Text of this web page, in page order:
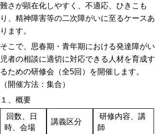
難さが顕在化しやすく、不適応、ひきこも
り、精神障害等の二次障がいに至るケースあ
ります。
そこで、思春期・青年期における発達障がい
児者の相談に適切に対応できる人材を育成す
るための研修会（全5回）を開催します。
（開催方法：集合）
１、概要
回数、日
時、会場
講義区分
研修内容 、講
師